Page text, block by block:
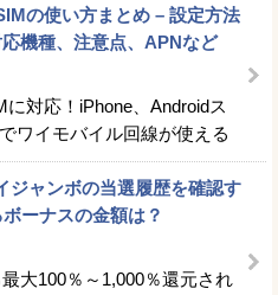
の使い方まとめ – 設定方法
機種、注意点、APNなど
に対応！iPhone、Androidス
ワイモバイル回線が使える
ジャンボの当選履歴を確認す
ーナスの金額は？
大100％～1,000％還元され